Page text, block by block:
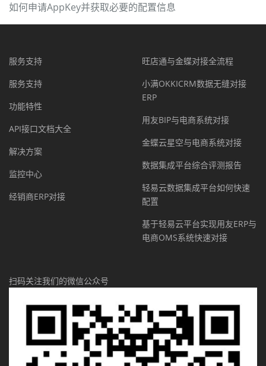
如何申请AppKey并获取必要的配置信息
服务支持
服务支持
功能特性
API接口文档大全
解决方案
监控中心
经销商ERP对接
旺店通与金蝶对接全流程
小满OKKICRM数据无缝对接
ERP
用友BIP与电商系统对接
金蝶云星空与电商系统对接
数据集成平台综合评测报告
轻易云数据集成平台如何快速
配置
基于轻易云平台实现用友ERP与
电商OMS系统快速对接
扫码关注我们的微信公众号